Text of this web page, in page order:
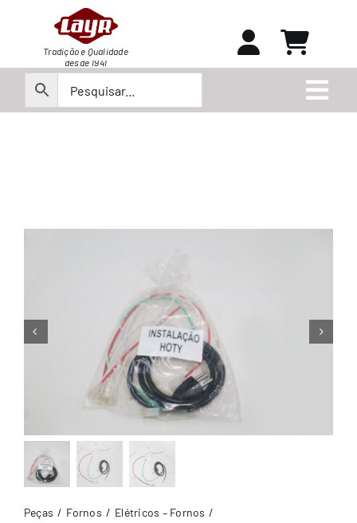
conteúdo
Tradição e Qualidade
desde 1941
Peças Fornos
Elétricos – Fornos